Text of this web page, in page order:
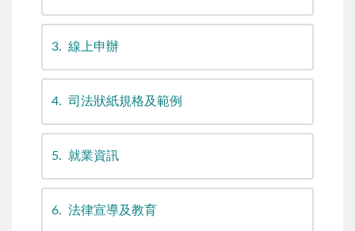
3 線上申辦
4 司法狀紙規格及範例
5 就業資訊
6 法律宣導及教育